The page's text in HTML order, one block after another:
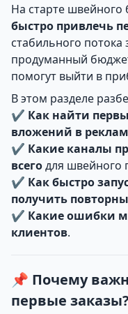
На старте швейного
быстро привлечь
стабильного
продуманный
помогут выйти в
В этом разделе
✔ Как найти
вложений в
✔ Какие каналы
всегодля швейного
✔ Как быстро
получить
✔ Какие ошибки
клиентов.
📌 Почему
первые заказы?